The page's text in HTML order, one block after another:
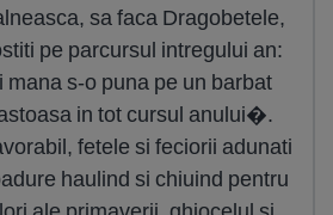
sa faca Dragobetele,
pe parcursul intregului an:
s-o puna pe un barbat
in tot cursul anului�.
fetele si feciorii adunati
haulind si chiuind pentru